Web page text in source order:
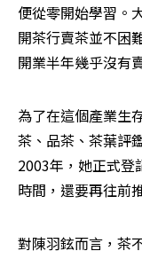
便從零開始學習。
開茶行賣茶並不困
開業半年幾乎沒有
為了在這個產業生
茶、品茶、茶葉評
2003年，她正式登
時間，還要再往前
對陳羽鉉而言，茶